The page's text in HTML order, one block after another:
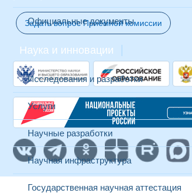
Официальные документы
Наука и инновации
Исследования и разработки
Услуги
Научные разработки
Научная инфраструктура
Государственная научная аттестация
Задать вопрос Приёмной комиссии